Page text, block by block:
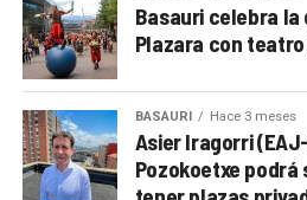
Basauri celebra la
Plazara con
BASAURI Hace 3 meses
Asier Iragorri
Pozokoetxe